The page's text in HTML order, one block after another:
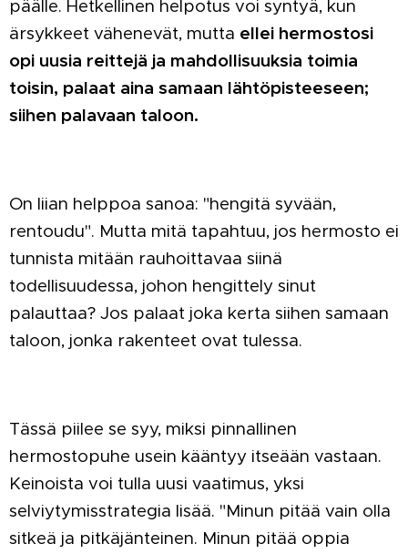
päälle. Hetkellinen helpotus voi syntyä, kun
ärsykkeet vähenevät, mutta ellei hermostosi
opi uusia reittejä ja mahdollisuuksia toimia
toisin, palaat aina samaan lähtöpisteeseen;
siihen palavaan taloon.
On liian helppoa sanoa: "hengitä syvään,
rentoudu". Mutta mitä tapahtuu, jos hermosto ei
tunnista mitään rauhoittavaa siinä
todellisuudessa, johon hengittely sinut
palauttaa? Jos palaat joka kerta siihen samaan
taloon, jonka rakenteet ovat tulessa.
Tässä piilee se syy, miksi pinnallinen
hermostopuhe usein kääntyy itseään vastaan.
Keinoista voi tulla uusi vaatimus, yksi
selviytymisstrategia lisää. "Minun pitää vain olla
sitkeä ja pitkäjänteinen. Minun pitää oppia